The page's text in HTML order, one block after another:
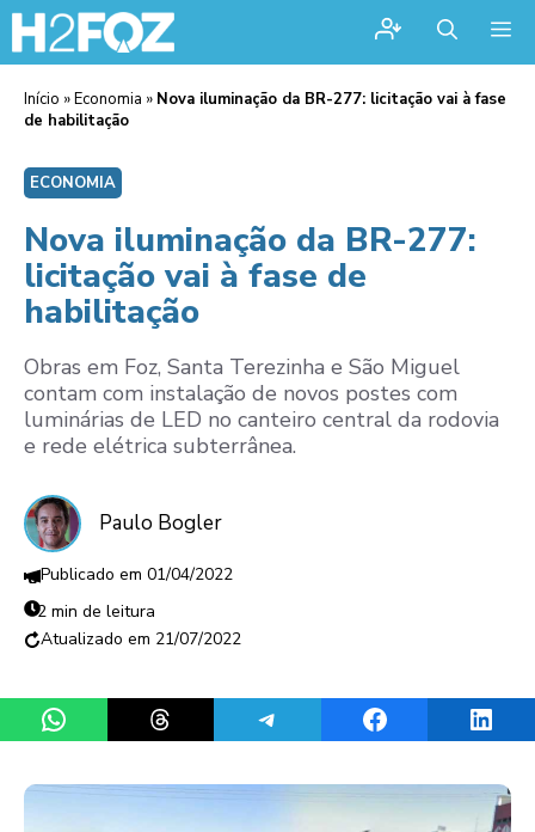
Início »Economia » Nova iluminação da BR-277: licitação vai à fase
de habilitação
ECONOMIA
Nova iluminação da BR-277:
licitação vai à fase de
habilitação
Obras em Foz, Santa Terezinha e São Miguel
contam com instalação de novos postes com
luminárias de LED no canteiro central da rodovia
e rede elétrica subterrânea.
Paulo Bogler
01/04/2022
2 min de leitura
21/07/2022
Share on WhatsAppShare on ThreadsShare on TelegramShare on Facebook